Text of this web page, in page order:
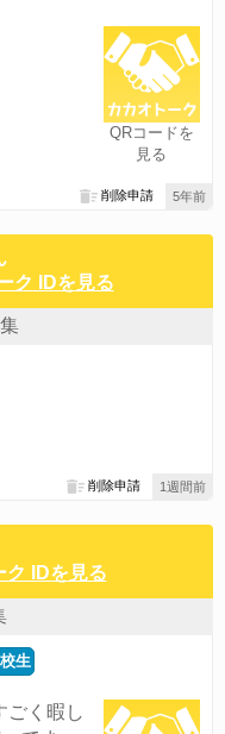
QRコードを
見る
5年前
削除申請
ク IDを見る
1週間前
削除申請
ク IDを見る
生
ごく暇し